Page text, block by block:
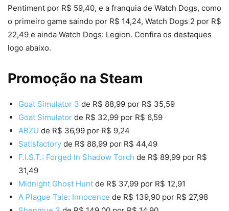
Pentiment por R$ 59,40, e a franquia de Watch Dogs, como
o primeiro game saindo por R$ 14,24, Watch Dogs 2 por R$
22,49 e ainda Watch Dogs: Legion. Confira os destaques
logo abaixo.
Promoção na Steam
Goat Simulator 3 de R$ 88,99 por R$ 35,59
Goat Simulator de R$ 32,99 por R$ 6,59
ABZU de R$ 36,99 por R$ 9,24
Satisfactory de R$ 88,99 por R$ 44,49
F.I.S.T.: Forged In Shadow Torch de R$ 89,99 por R$
31,49
Midnight Ghost Hunt de R$ 37,99 por R$ 12,91
A Plague Tale: Innocence de R$ 139,90 por R$ 27,98